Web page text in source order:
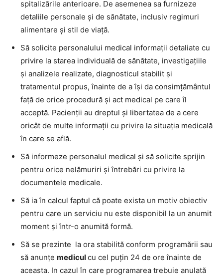
spitalizările anterioare. De asemenea sa furnizeze
detaliile personale şi de sănătate, inclusiv regimuri
alimentare şi stil de viaţă.
Să solicite personalului medical informaţii detaliate cu
privire la starea individuală de sănătate, investigaţiile
şi analizele realizate, diagnosticul stabilit şi
tratamentul propus, înainte de a îşi da consimţământul
faţă de orice procedură şi act medical pe care îl
acceptă. Pacienţii au dreptul şi libertatea de a cere
oricât de multe informaţii cu privire la situaţia medicală
în care se află.
Să informeze personalul medical şi să solicite sprijin
pentru orice nelămuriri şi întrebări cu privire la
documentele medicale.
Să ia în calcul faptul că poate exista un motiv obiectiv
pentru care un serviciu nu este disponibil la un anumit
moment şi într-o anumită formă.
Să se prezinte la ora stabilită conform programării sau
să anunţe mediculcu cel puţin 24 de ore înainte de
aceasta. In cazul în care programarea trebuie anulată